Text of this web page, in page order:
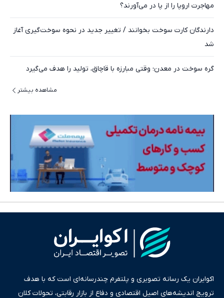
مهاجرت اروپا را از پا در می‌آورند؟
دارندگان کارت سوخت بخوانند / تغییر جدید در نحوه سوخت‌گیری آغاز
شد
گره سوخت در معدن؛ وقتی مبارزه با قاچاق، تولید را هدف می‌گیرد
مشاهده بیشتر
اکوایران یک رسانه تصویری و پلتفرم چندرسانه‌ای است که با هدف
ترویج اندیشه‌های اصیل اقتصادی و دفاع از بازار رقابتی، تحولات کلان